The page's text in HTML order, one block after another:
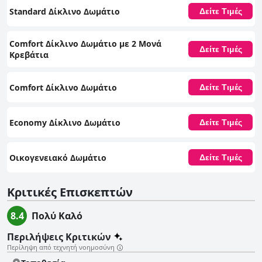
παρατηρούνται προβλήματα με την άνεση του στρώματος και το
σχεδιασμό του κρεβατιού. Ως μονάδα τριών αστέρων, το Logis Hotel de
ευθυγραμμίζεται με τη βαθμολογία του. Η πλεονεκτική τοποθεσία και οι
άφθονες επιλογές στάθμευσης συμβάλλουν περαιτέρω στην
Standard Δίκλινο Δωμάτιο Δείτε Τιμές
Comfort Δίκλινο Δωμάτιο με 2 Μονά
Κρεβάτια
Δείτε Τιμές
Comfort Δίκλινο Δωμάτιο Δείτε Τιμές
Economy Δίκλινο Δωμάτιο Δείτε Τιμές
Οικογενειακό Δωμάτιο Δείτε Τιμές
Κριτικές Επισκεπτών
8.4
Πολύ Καλό
Περιλήψεις Κριτικών
Περίληψη από τεχνητή νοημοσύνη